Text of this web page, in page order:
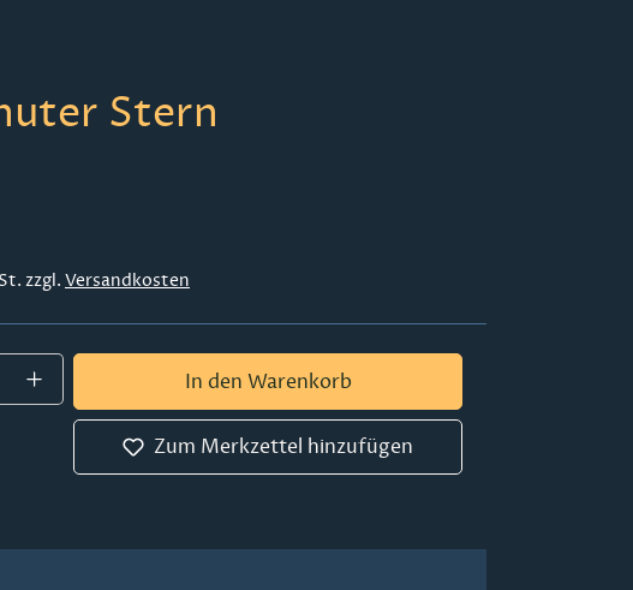
Stern
zzgl. Versandkosten
Gib den gewünschten Wert ein oder
In den Warenkorb
Zum Merkzettel hinzufügen